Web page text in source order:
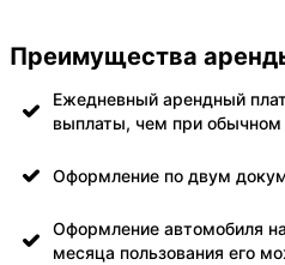
Преимущества
Ежедневный арендный
выплаты, чем при обычном
Оформление по двум
Оформление автомобиля
месяца пользования его